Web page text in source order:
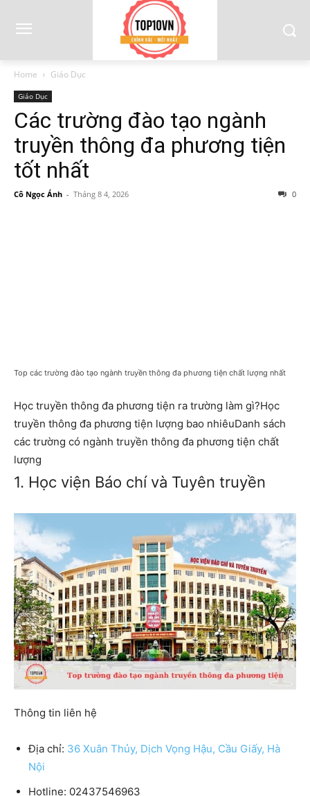
Home Giáo Dục
Giáo Dục
Các trường đào tạo ngành
truyền thông đa phương tiện
tốt nhất
Cô Ngọc Ánh - Tháng 8 4, 2026 0
Top các trường đào tạo ngành truyền thông đa phương tiện chất lượng nhất
Học truyền thông đa phương tiện ra trường làm gì?Học
truyền thông đa phương tiện lượng bao nhiêuDanh sách
các trường có ngành truyền thông đa phương tiện chất
lượng
1. Học viện Báo chí và Tuyên truyền
Thông tin liên hệ
Địa chỉ: 36 Xuân Thủy, Dịch Vọng Hậu, Cầu Giấy, Hà
Nội
Hotline: 02437546963